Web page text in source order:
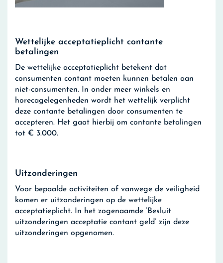
Wettelijke acceptatieplicht contante
betalingen
De wettelijke acceptatieplicht betekent dat
consumenten contant moeten kunnen betalen aan
niet-consumenten. In onder meer winkels en
horecagelegenheden wordt het wettelijk verplicht
deze contante betalingen door consumenten te
accepteren. Het gaat hierbij om contante betalingen
tot € 3.000.
Uitzonderingen
Voor bepaalde activiteiten of vanwege de veiligheid
komen er uitzonderingen op de wettelijke
acceptatieplicht. In het zogenaamde ‘Besluit
uitzonderingen acceptatie contant geld’ zijn deze
uitzonderingen opgenomen.